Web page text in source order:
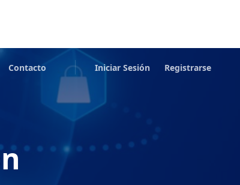
Contacto Iniciar Sesión Registrarse